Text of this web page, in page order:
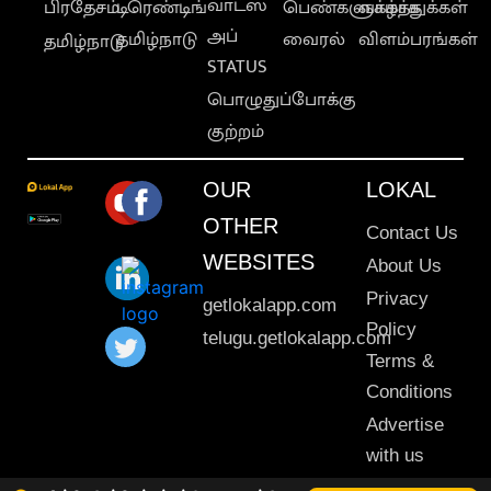
பிரதேசம்
தமிழ்நாடு
டிரெண்டிங்
தமிழ்நாடு அப்
STATUS
பொழுதுப்போக்கு
குற்றம்
பெண்களுக்காக
வைரல்
வாழ்த்துக்கள்
விளம்பரங்கள்
OUR
OTHER
WEBSITES
getlokalapp.com
telugu.getlokalapp.com
LOKAL
Contact Us
About Us
Privacy
Policy
Terms &
Conditions
Advertise
with us